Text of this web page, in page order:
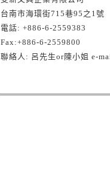
台南市海環街715巷95之1號
電話: +886-6-2559383
Fax:+886-6-2559800
聯絡人: 呂先生or陳小姐 e-